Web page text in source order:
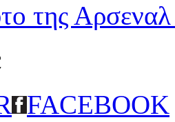
της
FACEBOOK